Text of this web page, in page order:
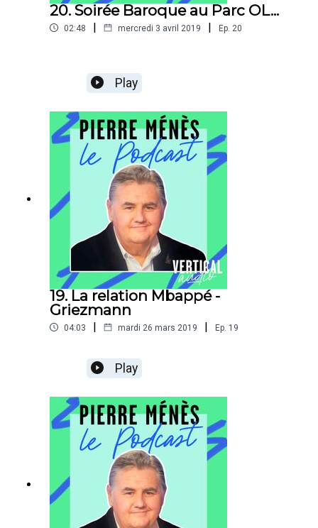
20. Soirée Baroque au Parc OL...
02:48 | mercredi 3 avril 2019 | Ep. 20
Play
19. La relation Mbappé -
Griezmann
04:03 | mardi 26 mars 2019 | Ep. 19
Play